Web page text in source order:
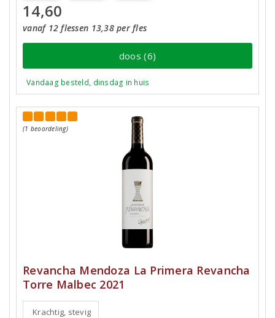
14,60
vanaf 12 flessen 13,38 per fles
doos (6)
Vandaag besteld, dinsdag in huis
(1 beoordeling)
Revancha Mendoza La Primera Revancha
Torre Malbec 2021
Krachtig, stevig